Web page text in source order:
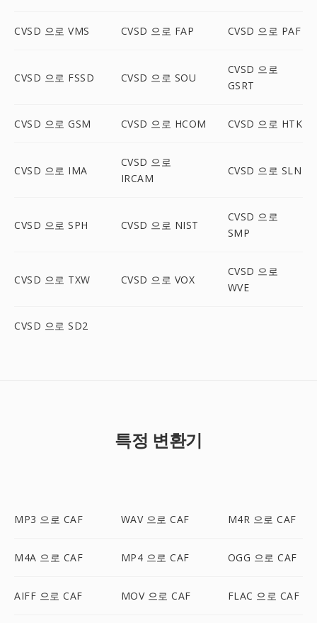
CVSD 으로 VMS CVSD 으로 FAP CVSD 으로 PAF
CVSD 으로 FSSD CVSD 으로 SOU
CVSD 으로
GSRT
CVSD 으로 GSM CVSD 으로 HCOM CVSD 으로 HTK
CVSD 으로 IMA
CVSD 으로
IRCAM
CVSD 으로 SLN
CVSD 으로 SPH CVSD 으로 NIST
CVSD 으로
SMP
CVSD 으로 TXW CVSD 으로 VOX
CVSD 으로
WVE
CVSD 으로 SD2
특정 변환기
MP3 으로 CAF WAV 으로 CAF M4R 으로 CAF
M4A 으로 CAF MP4 으로 CAF OGG 으로 CAF
AIFF 으로 CAF MOV 으로 CAF FLAC 으로 CAF